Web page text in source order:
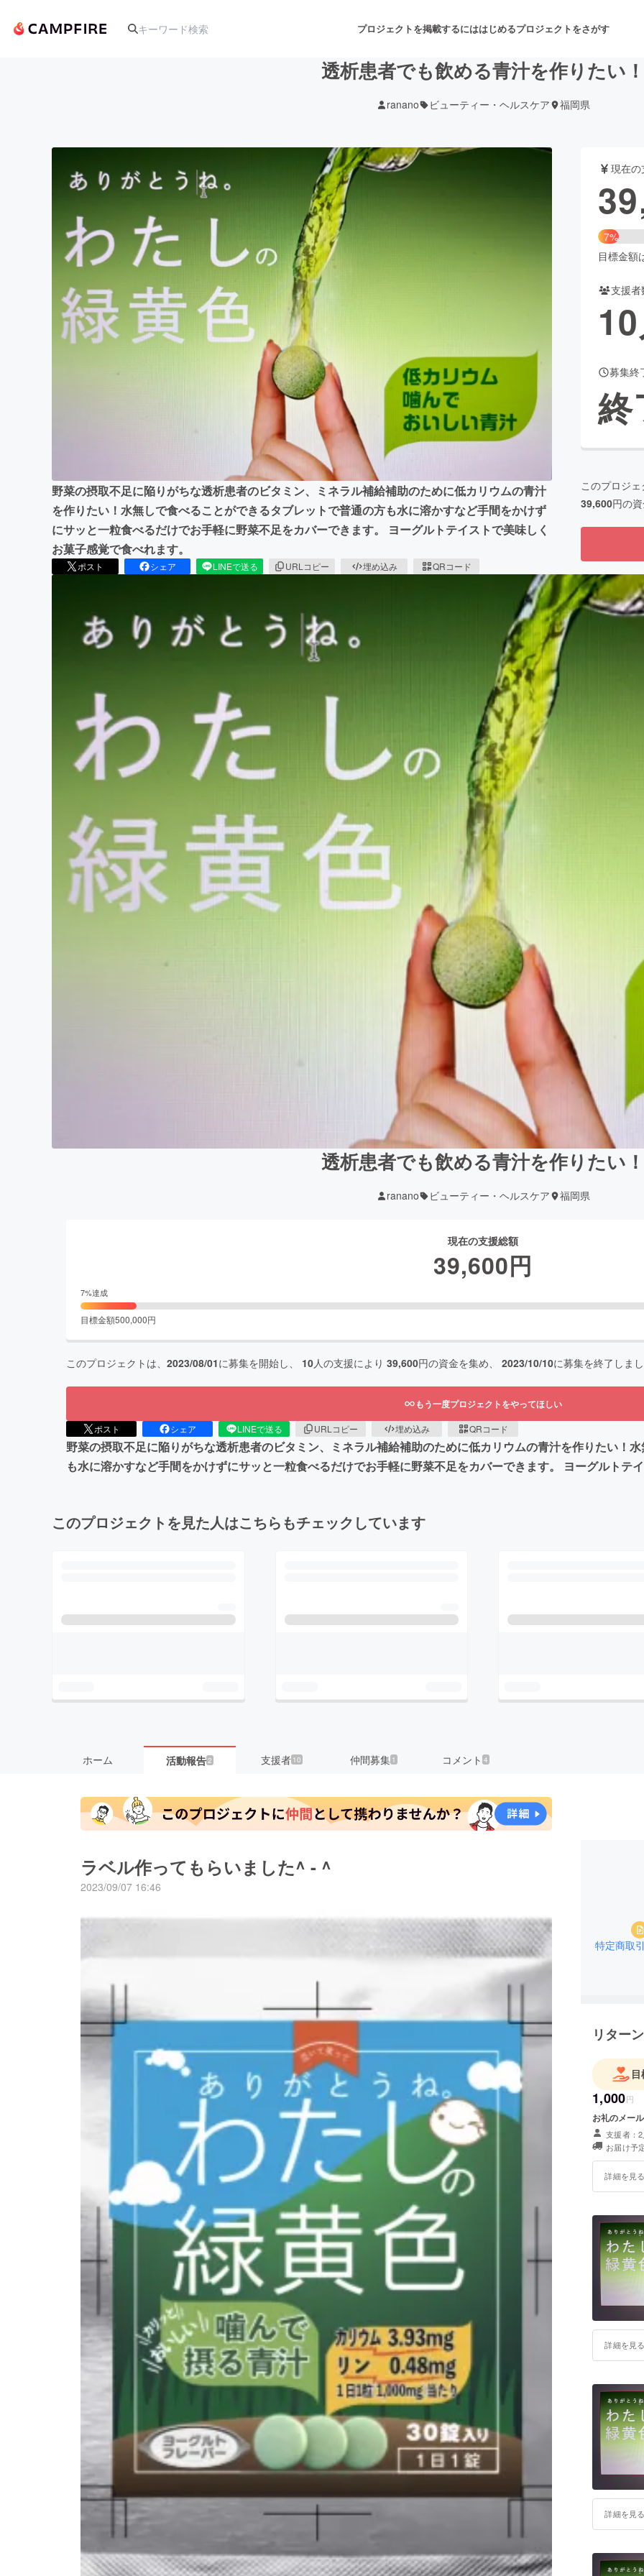
プロジェクトを掲載するにははじめるプロジェクトをさがす
アート・写真 音楽 舞台・パフォーマンス
テクノロジー・ガジェット ゲーム・サービス開発
映像・映画
ビジネス・起業 ビューティー・ヘルスケ
まちづくり・地域活性化
CAMPFIRE for Social Good
CAMPFIREふるさと納税
コミュニティ
透析患者でも飲める青汁を作りたい！
ranano ビューティー・ヘルスケア 福岡県
野菜の摂取不足に陥りがちな透析患者のビタミン、ミネラル補給補助のために低カリウムの青汁
を作りたい！水無しで食べることができるタブレットで普通の方も水に溶かすなど手間をかけず
にサッと一粒食べるだけでお手軽に野菜不足をカバーできます。 ヨーグルトテイストで美味しく
お菓子感覚で食べれます。
ポスト シェア LINEで送る URLコピー 埋め込み QRコード
現在
7%
目標金額
支援者
10
募集終
終
このプロジ
39,600円の
透析患者でも飲める青汁を作りたい！
ranano ビューティー・ヘルスケア 福岡県
現在の支援総額
39,600円
7%達成
目標金額500,000円
このプロジェクトは、 2023/08/01に募集を開始し、 10人の支援により 39,600円の資金を集め、 2023/10/10に募集を終了しま
もう一度プロジェクトをやってほしい
ポスト シェア LINEで送る URLコピー 埋め込み QRコード
野菜の摂取不足に陥りがちな透析患者のビタミン、ミネラル補給補助のために低カリウムの青汁を作りたい！
も水に溶かすなど手間をかけずにサッと一粒食べるだけでお手軽に野菜不足をカバーできます。 ヨーグルトテ
このプロジェクトを見た人はこちらもチェックしています
ホーム 活動報告2 支援者 10 仲間募集 1 コメント 4
ラベル作ってもらいました^ - ^
2023/09/07 16:46
特定商取
リター
1,000円
お礼のメール
支援者：
お届け予
詳細を見
詳細を見
詳細を見